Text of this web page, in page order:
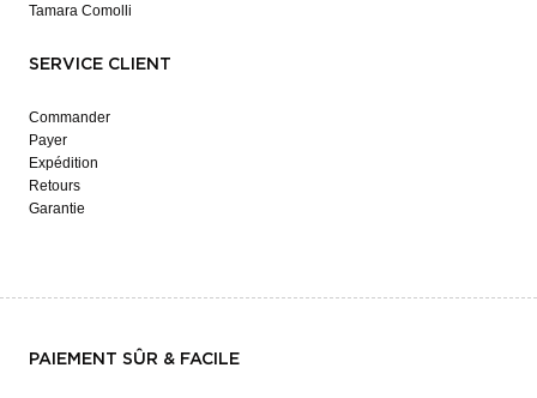
Tamara Comolli
SERVICE CLIENT
Commander
Payer
Expédition
Retours
Garantie
PAIEMENT SÛR & FACILE